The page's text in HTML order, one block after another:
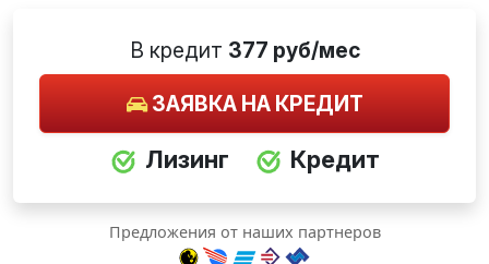
В кредит 377 руб/мес
ЗАЯВКА НА КРЕДИТ
Лизинг Кредит
Предложения от наших партнеров